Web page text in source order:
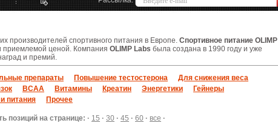
производителей спортивного питания в Европе. Спортивное питание OLIMP
приемлемой ценой. Компания OLIMP Labs была создана в 1990 году и уже
и премий.
препараты Повышение тестостерона
Для снижения веса
BCAA Витамины Креатин Энергетики
Гейнеры
питания Прочее
позиций на странице: · 15 · 30 · 45 · 60 · все ·